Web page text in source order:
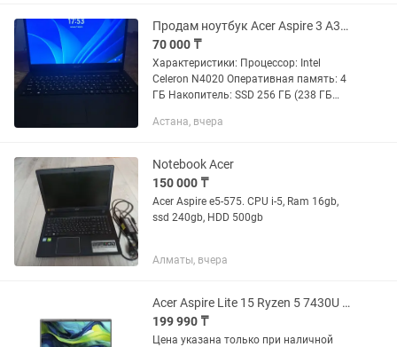
Продам ноутбук Acer Aspire 3 A315-34.
70 000 ₸
Характеристики: Процессор: Intel
Celeron N4020 Оперативная память: 4
ГБ Накопитель: SSD 256 ГБ (238 ГБ
Graphics 600 64-разрядная
Астана, вчера
Notebook Acer
150 000 ₸
Acer Aspire e5-575. CPU i-5, Ram 16gb,
ssd 240gb, HDD 500gb
Алматы, вчера
Acer Aspire Lite 15 Ryzen 5 7430U ОЗУ 16GB SSD 512Gb Магазин Red Geek
199 990 ₸
Цена указана только при наличной